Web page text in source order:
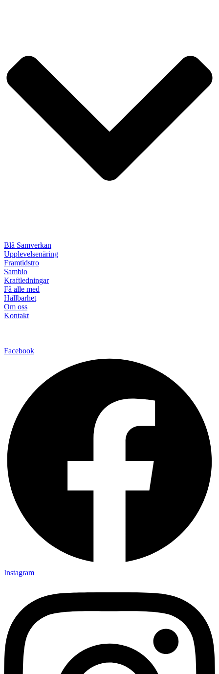
Blå Samverkan
Upplevelsenäring
Framtidstro
Sambio
Kraftledningar
Få alle med
Hållbarhet
Om oss
Kontakt
Facebook
Instagram